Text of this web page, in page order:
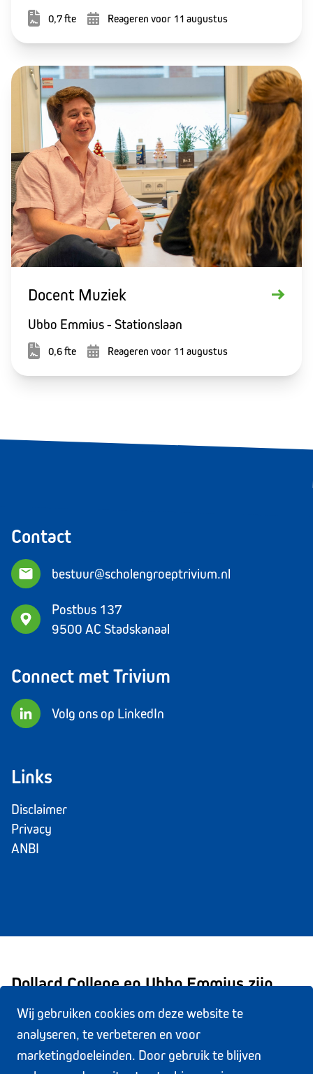
Wij gebruiken cookies om deze website te
analyseren, te verbeteren en voor
marketingdoeleinden. Door gebruik te blijven
0,7 fte Reageren voor 11 augustus
Docent Muziek
Ubbo Emmius - Stationslaan
0,6 fte Reageren voor 11 augustus
Contact
bestuur@scholengroeptrivium.nl
Postbus 137
9500 AC Stadskanaal
Connect met Trivium
Volg ons op LinkedIn
Links
Disclaimer
Privacy
ANBI
Dollard College en Ubbo Emmius zijn
onderdeel van Stichting Scholengroep
Trivium.